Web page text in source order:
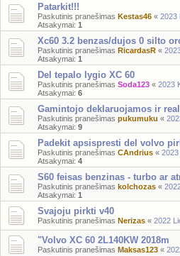
Patarkit!!!
Paskutinis pranešimas Kestas46 « 2023
Atsakymai: 1
Xc60 3.2 benzas/dujos 0 silto
Paskutinis pranešimas RicardasR «
Atsakymai: 1
Del tepalo lygio XC 60
Paskutinis pranešimas Soda123 « 2023
Atsakymai: 6
Gamintojo deklaruojamos ir
Paskutinis pranešimas pukumuku «
Atsakymai: 9
Padekit apsispresti del volvo
Paskutinis pranešimas CAndrius « 2023
Atsakymai: 4
S60 feisas benzinas - turbo ar
Paskutinis pranešimas kolchozas «
Atsakymai: 1
Svajoju pirkti v40
Paskutinis pranešimas Nerizas « 2022
"Volvo XC 60 2L140KW 2018m
Paskutinis pranešimas Maksas123 «